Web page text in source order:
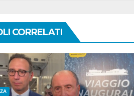
CORRELATI